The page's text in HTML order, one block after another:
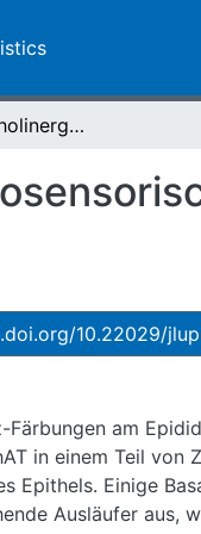
Non-neuronale cholinerge chemosensorische Zellen im Nebenhodenepithel
10.22029/
Färbungen am
in einem Teil von
Epithels. Einige
Ausläufer aus,